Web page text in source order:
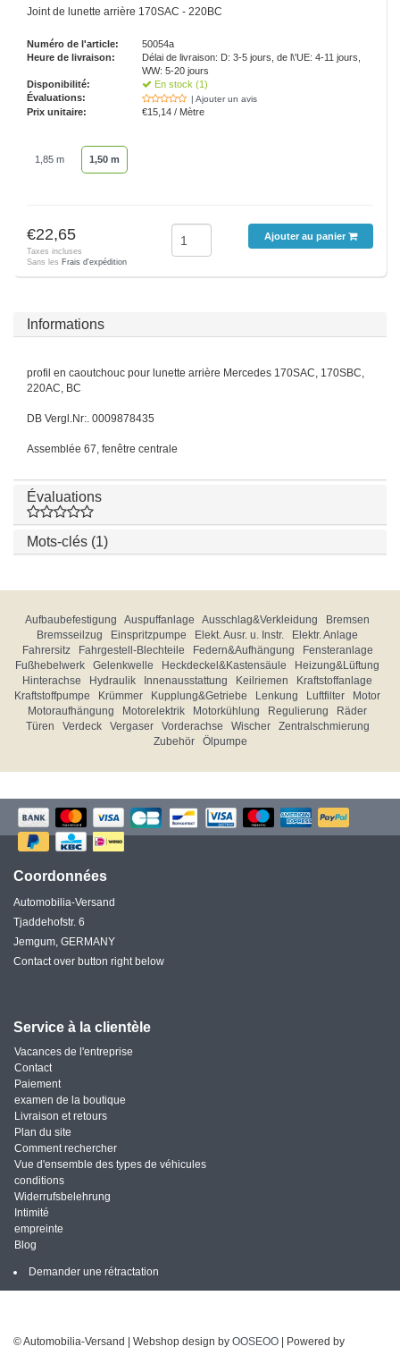
Joint de lunette arrière 170SAC - 220BC
Numéro de l'article:
50054a
Heure de livraison:
Délai de livraison: D: 3-5 jours, de l\'UE: 4-11 jours,
WW: 5-20 jours
Disponibilité:
En stock (1)
Évaluations:
| Ajouter un avis
Prix unitaire: €15,14 / Mètre
1,85 m 1,50 m
€22,65
Taxes incluses
Sans les Frais d'expédition
Ajouter au panier
Informations
profil en caoutchouc pour lunette arrière Mercedes 170SAC, 170SBC,
220AC, BC
DB Vergl.Nr:. 0009878435
Assemblée 67, fenêtre centrale
Évaluations
Mots-clés (1)
Aufbaubefestigung Auspuffanlage Ausschlag&Verkleidung
Bremsen
Bremsseilzug
Einspritzpumpe Elekt. Ausr. u. Instr.
Elektr. Anlage
Fahrersitz
Fahrgestell-Blechteile Federn&Aufhängung
Fensteranlage
Fußhebelwerk
Gelenkwelle Heckdeckel&Kastensäule
Heizung&Lüftung
Hinterachse
Hydraulik Innenausstattung Keilriemen
Kraftstoffanlage
Kraftstoffpumpe
Krümmer Kupplung&Getriebe Lenkung Luftfilter
Motor
Motoraufhängung
Motorelektrik Motorkühlung Regulierung
Räder
Türen
Verdeck Vergaser Vorderachse Wischer
Zentralschmierung
Zubehör
Ölpumpe
Coordonnées
Automobilia-Versand
Tjaddehofstr. 6
Jemgum, GERMANY
Contact over button right below
Service à la clientèle
Vacances de l'entreprise
Contact
Paiement
examen de la boutique
Livraison et retours
Plan du site
Comment rechercher
Vue d'ensemble des types de véhicules
conditions
Widerrufsbelehrung
Intimité
empreinte
Blog
Demander une rétractation
© Automobilia-Versand | Webshop design by OOSEOO | Powered by